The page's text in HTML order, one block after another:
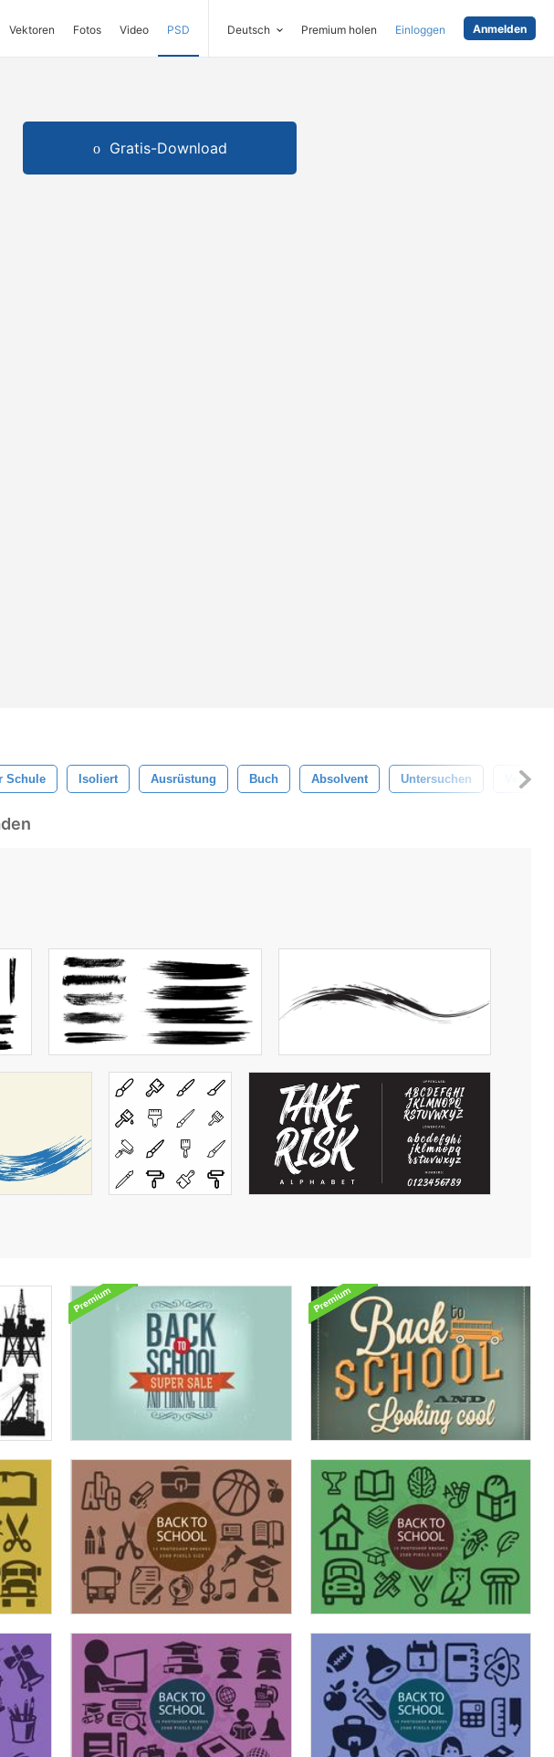
Vektoren Fotos Video PSD Deutsch Premium holen Einloggen Anmelden
Gratis-Download
Schule Isoliert Ausrüstung Buch Absolvent Untersuchen